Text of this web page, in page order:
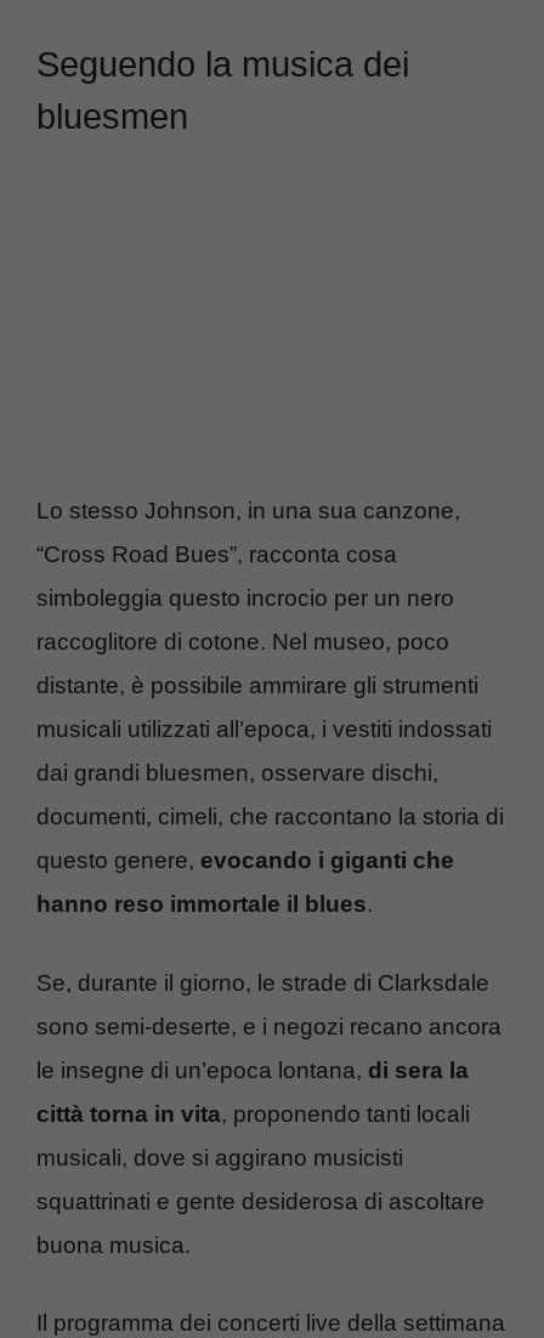
Seguendo la musica dei
bluesmen
Lo stesso Johnson, in una sua canzone,
“Cross Road Bues”, racconta cosa
simboleggia questo incrocio per un nero
raccoglitore di cotone. Nel museo, poco
distante, è possibile ammirare gli strumenti
musicali utilizzati all’epoca, i vestiti indossati
dai grandi bluesmen, osservare dischi,
documenti, cimeli, che raccontano la storia di
questo genere, evocando i giganti che
hanno reso immortale il blues.
Se, durante il giorno, le strade di Clarksdale
sono semi-deserte, e i negozi recano ancora
le insegne di un’epoca lontana, di sera la
città torna in vita, proponendo tanti locali
musicali, dove si aggirano musicisti
squattrinati e gente desiderosa di ascoltare
buona musica.
Il programma dei concerti live della settimana